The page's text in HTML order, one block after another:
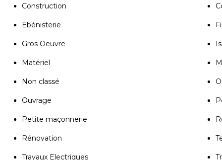
Construction
Ebénisterie
Gros Oeuvre
Matériel
Non classé
Ouvrage
Petite maçonnerie
Rénovation
Travaux Electriques